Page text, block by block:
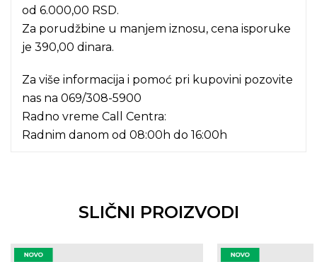
od 6.000,00 RSD.
Za porudžbine u manjem iznosu, cena isporuke
je 390,00 dinara.
Za više informacija i pomoć pri kupovini pozovite
nas na 069/308-5900
Radno vreme Call Centra:
Radnim danom od 08:00h do 16:00h
SLIČNI PROIZVODI